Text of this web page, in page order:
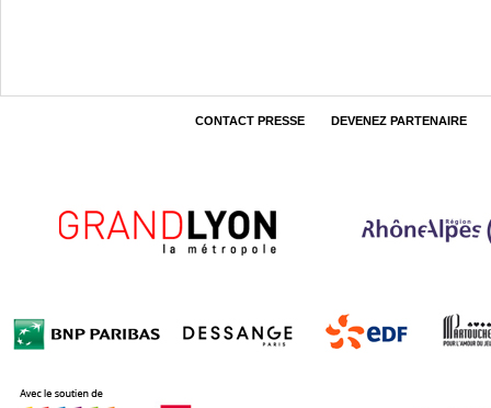
CONTACT PRESSE DEVENEZ PARTENAIRE